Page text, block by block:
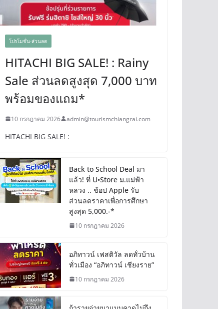
โปรโมชั่น-ส่วนลด
HITACHI BIG SALE! : Rainy
Sale ส่วนลดสูงสุด 7,000 บาท
พร้อมของแถม*
10 กรกฎาคม 2026 admin@tourismchiangrai.com
HITACHI BIG SALE! :
Back to School Deal มา
แล้ว! ที่ U•Store ม.แม่ฟ้า
หลวง .. ช้อป Apple รับ
ส่วนลดราคาเพื่อการศึกษา
สูงสุด 5,000.-*
10 กรกฎาคม 2026
อภิทาวน์ เฟสติวัล ลดทั่วบ้าน
ทั่วเมือง “อภิทาวน์ เชียงราย”
10 กรกฎาคม 2026